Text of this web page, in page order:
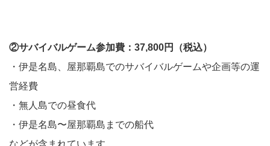
②サバイバルゲーム参加費：37,800円（税込）
・伊是名島、屋那覇島でのサバイバルゲームや企画等の運
営経費
・無人島での昼食代
・伊是名島〜屋那覇島までの船代